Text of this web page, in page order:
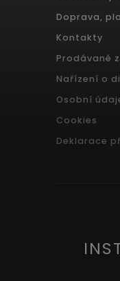
Doprava,
Kontakty
Prodávané
Nařízení o
Osobní
Cookies
Deklarace